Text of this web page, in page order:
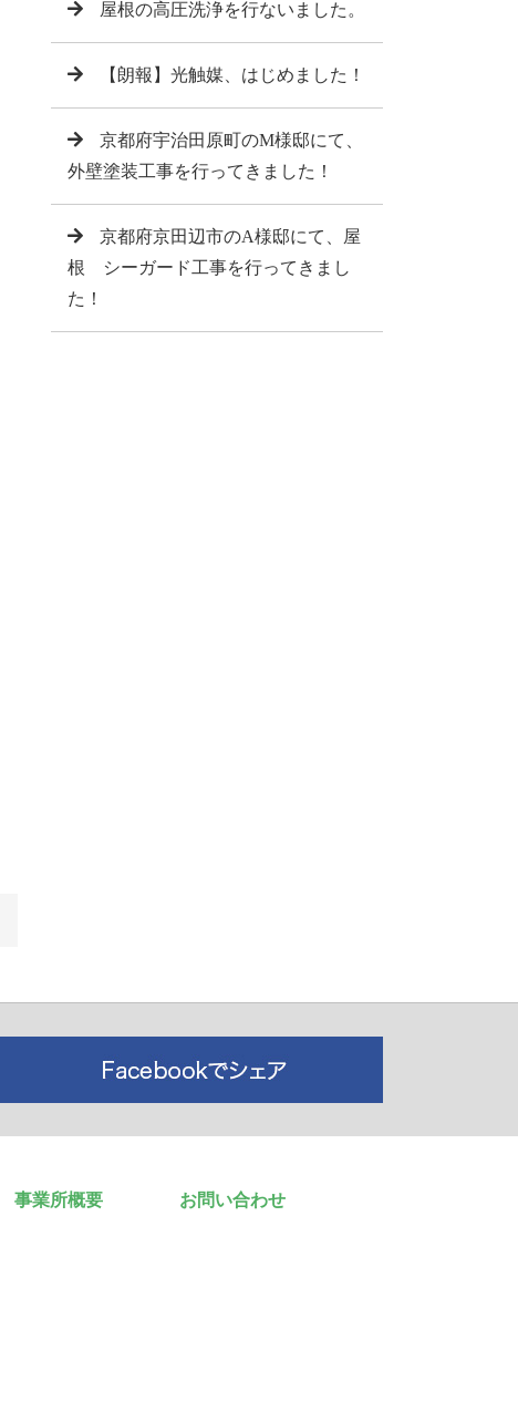
屋根の高圧洗浄を行ないました。
【朗報】光触媒、はじめました！
京都府宇治田原町のM様邸にて、
外壁塗装工事を行ってきました！
京都府京田辺市のA様邸にて、屋
根 シーガード工事を行ってきまし
た！
事業所概要 お問い合わせ